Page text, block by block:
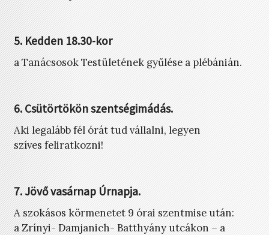
5. Kedden 18.30-kor
a Tanácsosok Testületének gyűlése a plébánián.
6. Csütörtökön szentségimádás.
Aki legalább fél órát tud vállalni, legyen
szíves feliratkozni!
7. Jövő vasárnap Úrnapja.
A szokásos körmenetet 9 órai szentmise után:
a Zrínyi- Damjanich- Batthyány utcákon – a